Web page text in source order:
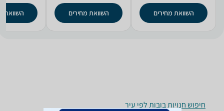
השוואת מחירים השוואת מחירים השוואת
חיפוש חנויות בובות לפי עיר